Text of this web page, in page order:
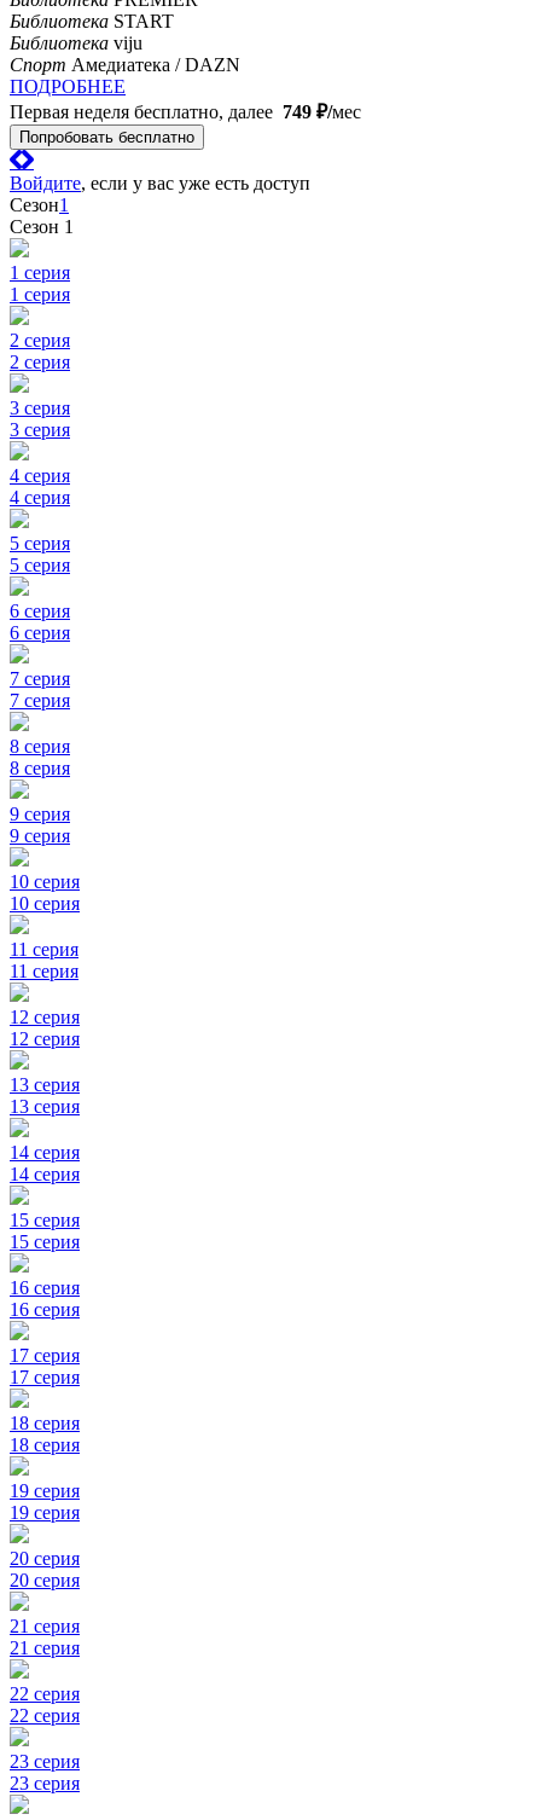
Библиотека START
Библиотека viju
Спорт Амедиатека / DAZN
ПОДРОБНЕЕ
Первая неделя бесплатно, далее 749 ₽⁠/⁠мес
Попробовать бесплатно
Войдите, если у вас уже есть доступ
Сезон1
Сезон 1
1 серия
1 серия
2 серия
2 серия
3 серия
3 серия
4 серия
4 серия
5 серия
5 серия
6 серия
6 серия
7 серия
7 серия
8 серия
8 серия
9 серия
9 серия
10 серия
10 серия
11 серия
11 серия
12 серия
12 серия
13 серия
13 серия
14 серия
14 серия
15 серия
15 серия
16 серия
16 серия
17 серия
17 серия
18 серия
18 серия
19 серия
19 серия
20 серия
20 серия
21 серия
21 серия
22 серия
22 серия
23 серия
23 серия